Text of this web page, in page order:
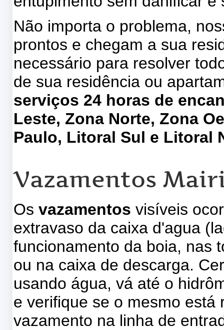
Não importa o problema,
prontos e chegam a sua
necessário para resolver
de sua residência ou
serviços 24 horas de
Leste, Zona Norte, Zona
Paulo, Litoral Sul e Litoral
Vazamentos
Osvazamentos visíveis
extravaso da caixa d'agua
funcionamento da boia, nas
ou na caixa de descarga.
usando água, vá até o
e verifique se o mesmo está
vazamento na linha de